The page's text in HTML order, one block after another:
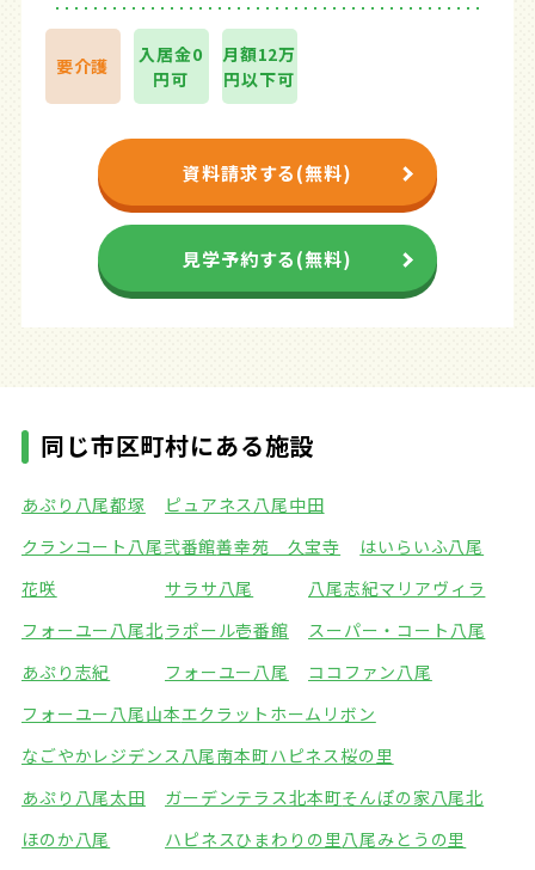
要介護
入居金0
円可
月額12万
円以下可
資料請求する(無料)
見学予約する(無料)
同じ市区町村にある施設
あぷり八尾都塚
ピュアネス八尾中田
クランコート八尾弐番館善幸苑 久宝寺
はいらいふ八尾
花咲
サラサ八尾
八尾志紀マリアヴィラ
フォーユー八尾北ラポール壱番館
スーパー・コート八尾
あぷり志紀
フォーユー八尾
ココファン八尾
フォーユー八尾山本エクラットホームリボン
なごやかレジデンス八尾南本町ハピネス桜の里
あぷり八尾太田
ガーデンテラス北本町そんぽの家八尾北
ほのか八尾
ハピネスひまわりの里八尾みとうの里